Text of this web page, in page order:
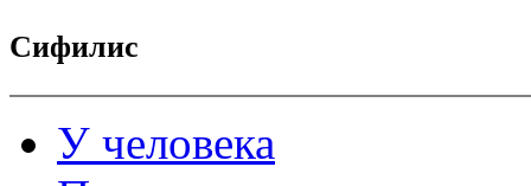
Сифилис
У человека